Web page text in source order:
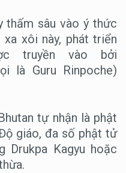
thấm sâu vào ý thức
xôi này, phát triển
truyền vào bởi
là Guru Rinpoche)
tự nhận là phật
giáo, đa số phật tử
Drukpa Kagyu hoặc